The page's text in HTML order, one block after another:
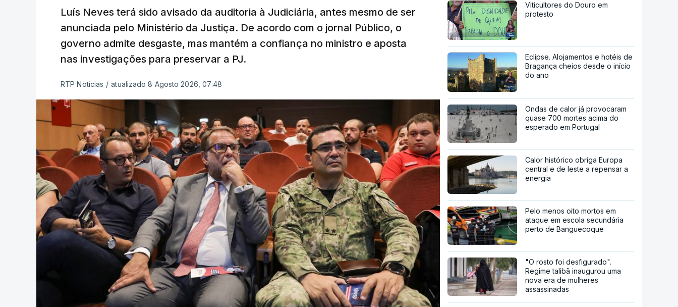
Luís Neves terá sido avisado da auditoria à Judiciária, antes mesmo de ser
anunciada pelo Ministério da Justiça. De acordo com o jornal Público, o
governo admite desgaste, mas mantém a confiança no ministro e aposta
nas investigações para preservar a PJ.
RTP Notícias / atualizado 8 Agosto 2026, 07:48
Viticultores do Douro em
protesto
Eclipse. Alojamentos e hotéis de
Bragança cheios desde o início
do ano
Ondas de calor já provocaram
quase 700 mortes acima do
esperado em Portugal
Calor histórico obriga Europa
central e de leste a repensar a
energia
Pelo menos oito mortos em
ataque em escola secundária
perto de Banguecoque
"O rosto foi desfigurado".
Regime talibã inaugurou uma
nova era de mulheres
assassinadas